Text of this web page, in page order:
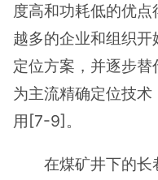
度高和功耗低的优
越多的企业和组织
定位方案，并逐步
为主流精确定位技
用[7-9]。
在煤矿井下的